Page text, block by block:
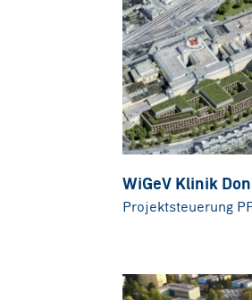
WiGeV Klinik
Projektsteuerung